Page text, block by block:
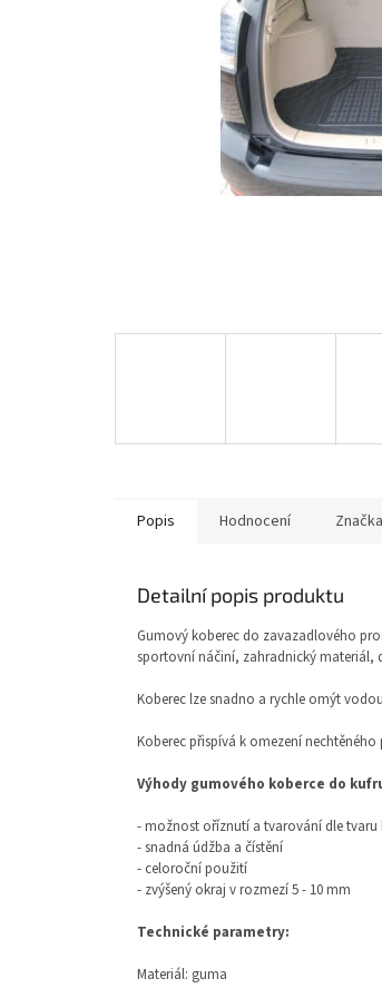
Popis Hodnocení Značka
Detailní popis produktu
Gumový koberec do zavazadlového
sportovní náčiní, zahradnický materiál,
Koberec lze snadno a rychle omýt
Koberec přispívá k omezení
Výhody gumového koberce do
- možnost oříznutí a tvarování dle tvaru
- snadná údžba a čístění
- celoroční použití
- zvýšený okraj v rozmezí 5 - 10 mm
Technické parametry:
Materiál: guma